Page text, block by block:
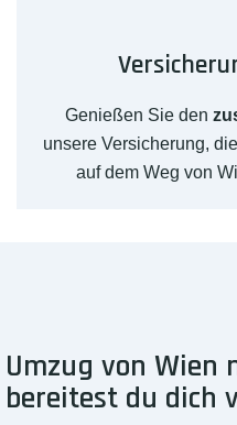
Genießen Sie den
unsere Versicherung,
auf dem Weg von
Umzug von Wien
bereitest du dich